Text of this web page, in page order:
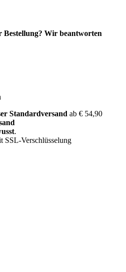
Bestellung? Wir beantworten
Standardversand ab € 54,90
.
SSL-Verschlüsselung